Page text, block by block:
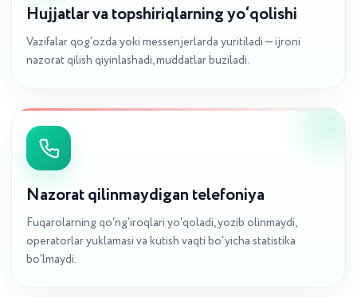
Hujjatlar va topshiriqlarning yo‘qolishi
Vazifalar qog‘ozda yoki messenjerlarda yuritiladi — ijroni
nazorat qilish qiyinlashadi, muddatlar buziladi.
Nazorat qilinmaydigan telefoniya
Fuqarolarning qo‘ng‘iroqlari yo‘qoladi, yozib olinmaydi,
operatorlar yuklamasi va kutish vaqti bo‘yicha statistika
bo‘lmaydi.